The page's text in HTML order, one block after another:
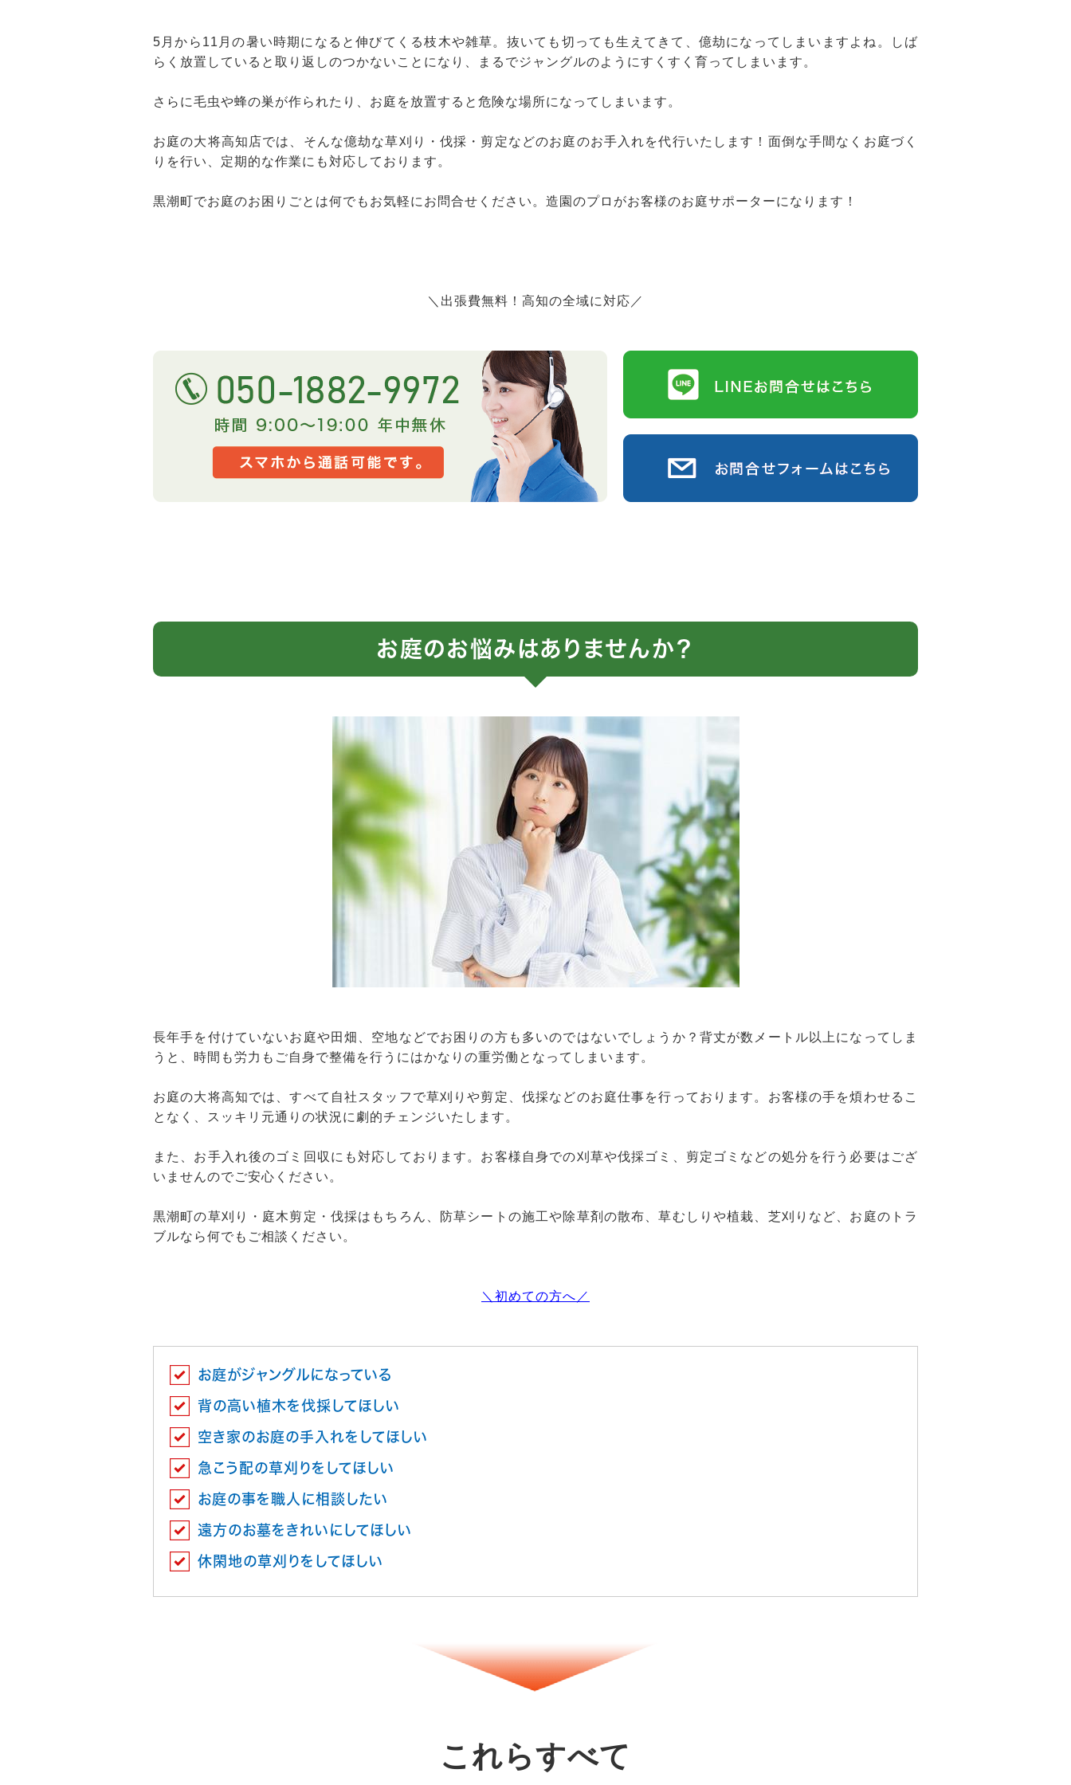
5月から11月の暑い時期になると伸びてくる枝木や雑草。抜いても切っても生えてきて、億劫になってしまいますよね。しば
らく放置していると取り返しのつかないことになり、まるでジャングルのようにすくすく育ってしまいます。
さらに毛虫や蜂の巣が作られたり、お庭を放置すると危険な場所になってしまいます。
お庭の大将高知店では、そんな億劫な草刈り・伐採・剪定などのお庭のお手入れを代行いたします！面倒な手間なくお庭づく
りを行い、定期的な作業にも対応しております。
黒潮町でお庭のお困りごとは何でもお気軽にお問合せください。造園のプロがお客様のお庭サポーターになります！
＼出張費無料！高知の全域に対応／
お庭のお悩みはありませんか？
長年手を付けていないお庭や田畑、空地などでお困りの方も多いのではないでしょうか？背丈が数メートル以上になってしま
うと、時間も労力もご自身で整備を行うにはかなりの重労働となってしまいます。
お庭の大将高知では、すべて自社スタッフで草刈りや剪定、伐採などのお庭仕事を行っております。お客様の手を煩わせるこ
となく、スッキリ元通りの状況に劇的チェンジいたします。
また、お手入れ後のゴミ回収にも対応しております。お客様自身での刈草や伐採ゴミ、剪定ゴミなどの処分を行う必要はござ
いませんのでご安心ください。
黒潮町の草刈り・庭木剪定・伐採はもちろん、防草シートの施工や除草剤の散布、草むしりや植栽、芝刈りなど、お庭のトラ
ブルなら何でもご相談ください。
＼初めての方へ／
お庭がジャングルになっている
背の高い植木を伐採してほしい
空き家のお庭の手入れをしてほしい
急こう配の草刈りをしてほしい
お庭の事を職人に相談したい
遠方のお墓をきれいにしてほしい
休閑地の草刈りをしてほしい
これらすべて